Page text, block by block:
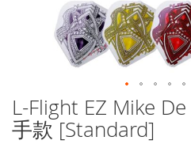
L-Flight EZ Mike
手款 [Standard]
跳
转
到